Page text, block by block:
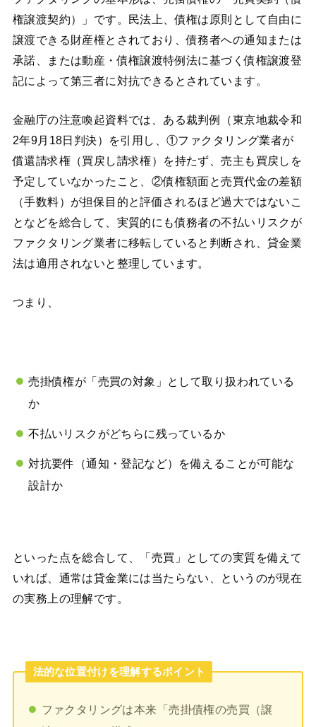
権譲渡契約）」です。民法上、債権は原則として自由に
譲渡できる財産権とされており、債務者への通知または
承諾、または動産・債権譲渡特例法に基づく債権譲渡登
記によって第三者に対抗できるとされています。
金融庁の注意喚起資料では、ある裁判例（東京地裁令和
2年9月18日判決）を引用し、①ファクタリング業者が
償還請求権（買戻し請求権）を持たず、売主も買戻しを
予定していなかったこと、②債権額面と売買代金の差額
（手数料）が担保目的と評価されるほど過大ではないこ
となどを総合して、実質的にも債務者の不払いリスクが
ファクタリング業者に移転していると判断され、貸金業
法は適用されないと整理しています。
つまり、
売掛債権が「売買の対象」として取り扱われている
か
不払いリスクがどちらに残っているか
対抗要件（通知・登記など）を備えることが可能な
設計か
といった点を総合して、「売買」としての実質を備えて
いれば、通常は貸金業には当たらない、というのが現在
の実務上の理解です。
法的な位置付けを理解するポイント
ファクタリングは本来「売掛債権の売買（譲